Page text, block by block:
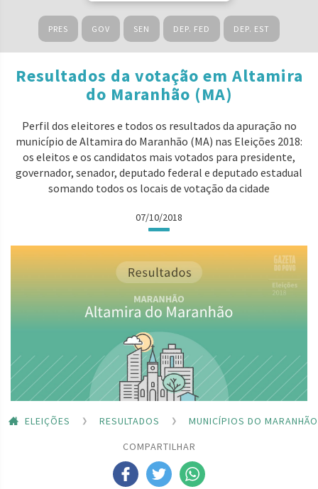
PRES GOV SEN DEP. FED DEP. EST
Resultados da votação em Altamira
do Maranhão (MA)
Perfil dos eleitores e todos os resultados da apuração no
município de Altamira do Maranhão (MA) nas Eleições 2018:
os eleitos e os candidatos mais votados para presidente,
governador, senador, deputado federal e deputado estadual
somando todos os locais de votação da cidade
07/10/2018
ELEIÇÕES RESULTADOS
MUNICÍPIOS DO MARANHÃO
COMPARTILHAR